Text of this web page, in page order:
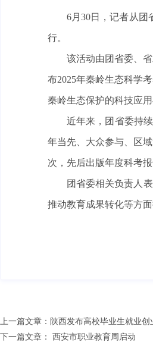
6月30日，记者从团
行。
该活动由团省委、
布2025年秦岭生态科学
秦岭生态保护的科技应用
近年来，团省委持
年当先、大众参与、区
次，先后出版年度科考
团省委相关负责人
推动教育成果转化等方
上一篇文章： 陕西发布高校毕业生就业
下一篇文章：
西安市职业教育周启动